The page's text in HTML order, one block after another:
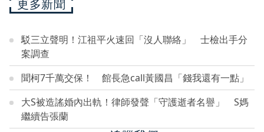
更多新聞
駁三立聲明！江祖平火速回「沒人聯絡」 士檢出手分
案調查
聞柯7千萬交保！ 館長急call黃國昌「錢我還有一點」
大S被造謠婚內出軌！律師發聲「守護逝者名譽」 S媽
繼續告張蘭